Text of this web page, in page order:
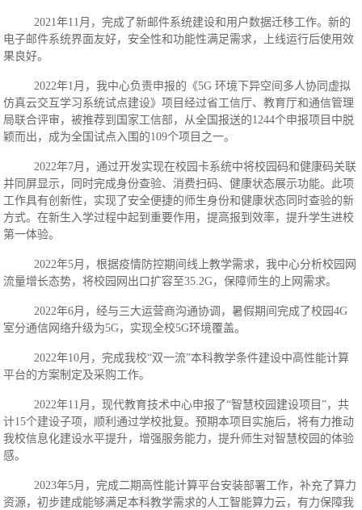
2021年11月，完成了新邮件系统建设和用户数据迁移工作。新的
电子邮件系统界面友好，安全性和功能性满足需求，上线运行后使用效
果良好。
2022年1月，我中心负责申报的《5G 环境下异空间多人协同虚拟
仿真云交互学习系统试点建设》项目经过省工信厅、教育厅和通信管理
局联合评审，被推荐到国家工信部，从全国报送的1244个申报项目中脱
颖而出，成为全国试点入围的109个项目之一。
2022年7月，通过开发实现在校园卡系统中将校园码和健康码关联
并同屏显示，同时完成身份查验、消费扫码、健康状态展示功能。此项
工作具有创新性，实现了安全便捷的师生身份和健康状态同时查验的新
方式。在新生入学过程中起到重要作用，提高报到效率，提升学生进校
第一体验。
2022年5月，根据疫情防控期间线上教学需求，我中心分析校园网
流量增长态势，将校园网出口扩容至35.2G，保障师生的上网需求。
2022年6月，经与三大运营商沟通协调，暑假期间完成了校园4G
室分通信网络升级为5G，实现全校5G环境覆盖。
2022年10月，完成我校“双一流”本科教学条件建设中高性能计算
平台的方案制定及采购工作。
2022年11月，现代教育技术中心申报了“智慧校园建设项目”，共
计15个建设子项，顺利通过学校批复。预期本项目实施后，将有力推动
我校信息化建设水平提升，增强服务能力，提升师生对智慧校园的体验
感。
2023年5月，完成二期高性能计算平台安装部署工作， 补充了算力
资源，初步建成能够满足本科教学需求的人工智能算力云，有力保障我